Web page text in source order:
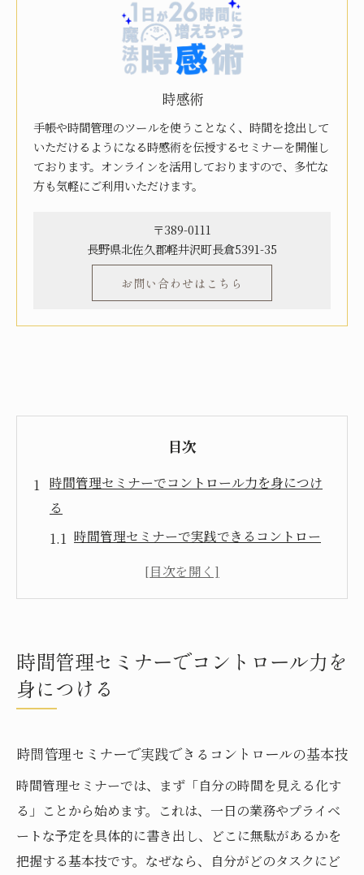
時感術
手帳や時間管理のツールを使うことなく、時間を捻出して
いただけるようになる時感術を伝授するセミナーを開催し
ております。オンラインを活用しておりますので、多忙な
方も気軽にご利用いただけます。
〒389-0111
長野県北佐久郡軽井沢町長倉5391-35
お問い合わせはこちら
目次
時間管理セミナーでコントロール力を身につけ
る
時間管理セミナーで実践できるコントロー
の高め方
無料セミナーで身につく時間管理の応用テ
時間管理セミナーを活かした日常業務の最
タスク管理研修から学ぶ時間管理の極意
タスク管理研修で得られる時間管理セミナ
ーの知恵
時間管理セミナーでコントロール力を
身につける
時間管理セミナーで実践できるコントロールの基本技
時間管理セミナーでは、まず「自分の時間を見える化す
る」ことから始めます。これは、一日の業務やプライベ
ートな予定を具体的に書き出し、どこに無駄があるかを
把握する基本技です。なぜなら、自分がどのタスクにど